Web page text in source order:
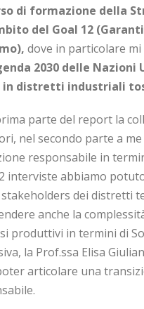
di formazione della
del Goal 12
dove in particolare mi
2030 delle Nazioni
in distretti industriali
parte del report la
nel secondo parte a
responsabile in
interviste abbiamo
dei distretti
anche la
produttivi in termini di
la Prof.ssa Elisa
articolare una